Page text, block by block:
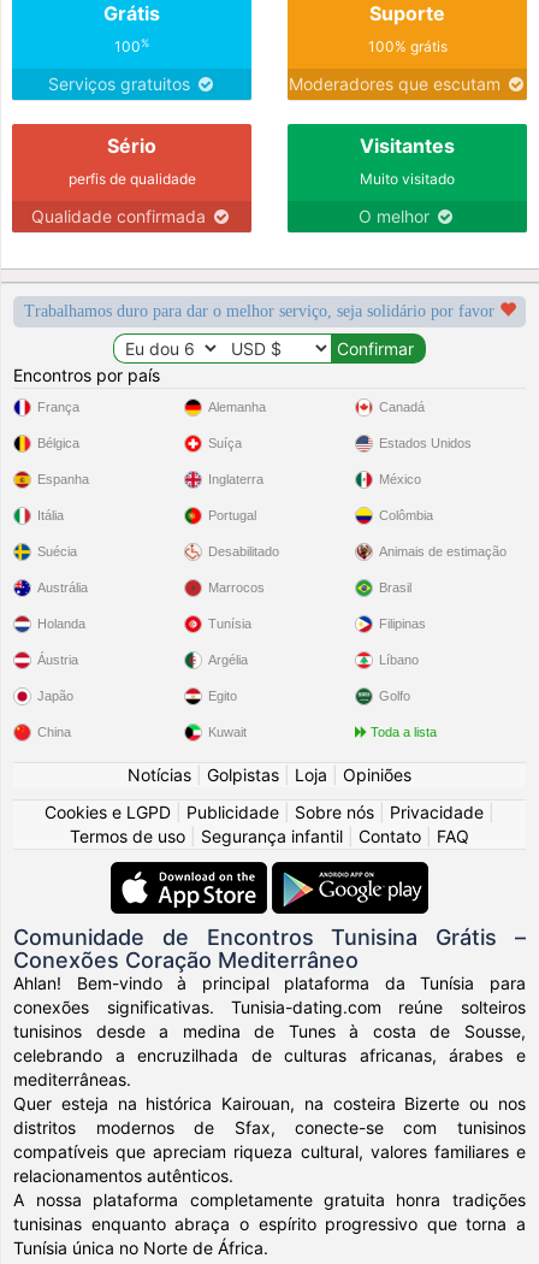
Grátis
100%
Serviços gratuitos
Suporte
100% grátis
Moderadores que escutam
Sério
perfis de qualidade
Qualidade confirmada
Visitantes
Muito visitado
O melhor
Trabalhamos duro para dar o melhor serviço, seja solidário por favor
Encontros por país
França
Bélgica
Espanha
Itália
Suécia
Alemanha
Suíça
Inglaterra
Portugal
Desabilitado
Canadá
Estados Unidos
México
Colômbia
Animais de estimação
Austrália
Holanda
Áustria
Japão
China
Marrocos
Tunísia
Argélia
Egito
Kuwait
Brasil
Filipinas
Líbano
Golfo
Toda a lista
Notícias Golpistas Loja
Opiniões
Cookies e LGPD
Publicidade Sobre nós Privacidade
Termos de uso
Segurança infantil Contato FAQ
Comunidade de Encontros Tunisina Grátis –
Conexões Coração Mediterrâneo
Ahlan! Bem-vindo à principal plataforma da Tunísia para
conexões significativas. Tunisia-dating.com reúne solteiros
tunisinos desde a medina de Tunes à costa de Sousse,
celebrando a encruzilhada de culturas africanas, árabes e
mediterrâneas.
Quer esteja na histórica Kairouan, na costeira Bizerte ou nos
distritos modernos de Sfax, conecte-se com tunisinos
compatíveis que apreciam riqueza cultural, valores familiares e
relacionamentos autênticos.
A nossa plataforma completamente gratuita honra tradições
tunisinas enquanto abraça o espírito progressivo que torna a
Tunísia única no Norte de África.